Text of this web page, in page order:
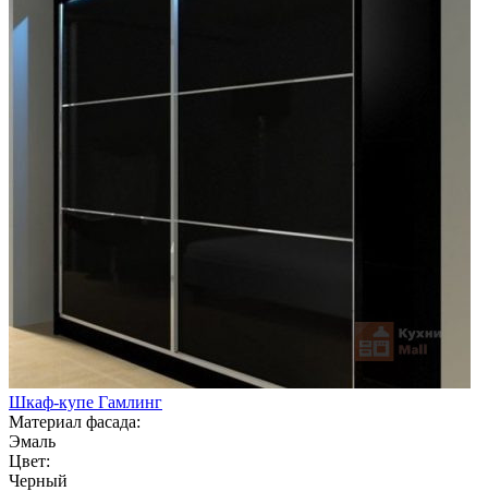
Шкаф-купе Гамлинг
Материал фасада:
Эмаль
Цвет:
Черный